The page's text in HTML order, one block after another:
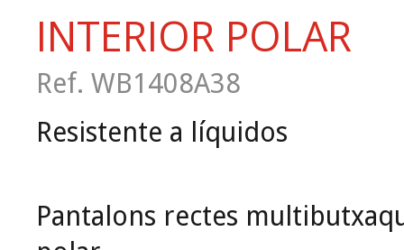
INTERIOR POLAR
Ref. WB1408A38
Resistente a líquidos
Pantalons rectes